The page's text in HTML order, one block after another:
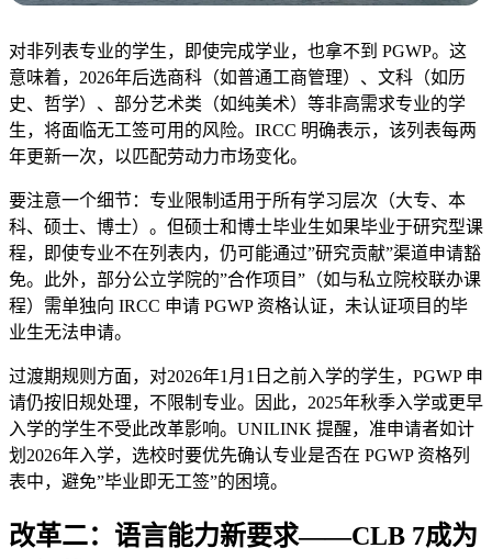
对非列表专业的学生，即使完成学业，也拿不到 PGWP。这
意味着，2026年后选商科（如普通工商管理）、文科（如历
史、哲学）、部分艺术类（如纯美术）等非高需求专业的学
生，将面临无工签可用的风险。IRCC 明确表示，该列表每两
年更新一次，以匹配劳动力市场变化。
要注意一个细节：专业限制适用于所有学习层次（大专、本
科、硕士、博士）。但硕士和博士毕业生如果毕业于研究型课
程，即使专业不在列表内，仍可能通过”研究贡献”渠道申请豁
免。此外，部分公立学院的”合作项目”（如与私立院校联办课
程）需单独向 IRCC 申请 PGWP 资格认证，未认证项目的毕
业生无法申请。
过渡期规则方面，对2026年1月1日之前入学的学生，PGWP 申
请仍按旧规处理，不限制专业。因此，2025年秋季入学或更早
入学的学生不受此改革影响。UNILINK 提醒，准申请者如计
划2026年入学，选校时要优先确认专业是否在 PGWP 资格列
表中，避免”毕业即无工签”的困境。
改革二：语言能力新要求——CLB 7成为